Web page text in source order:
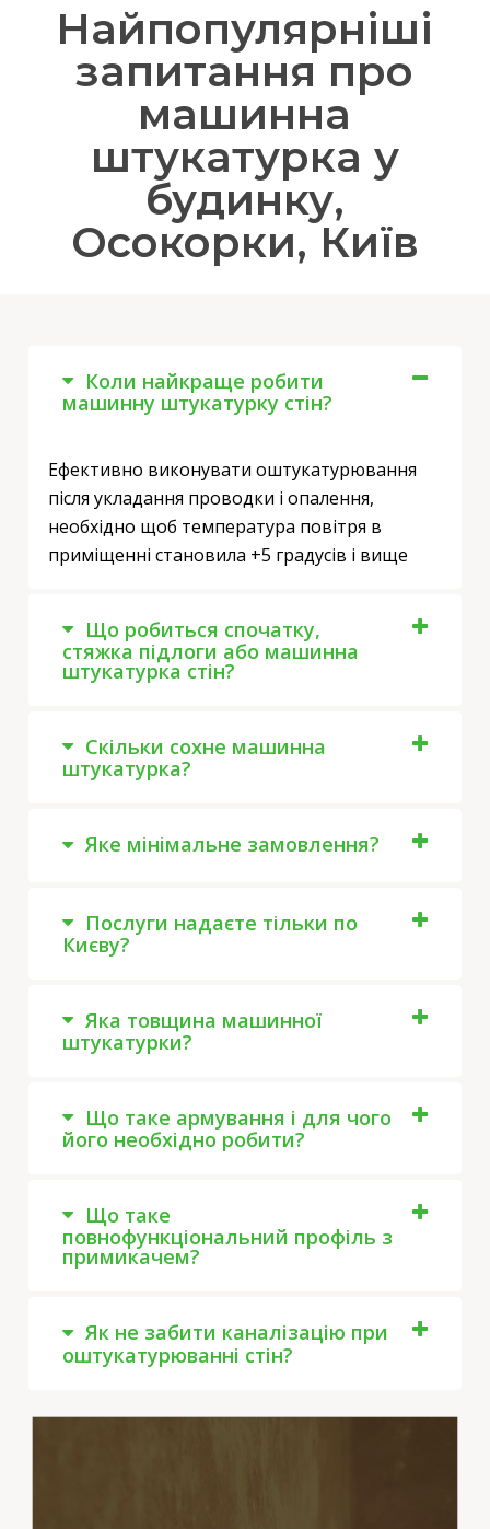
Найпопулярніші
запитання про
машинна
штукатурка у
будинку,
Осокорки, Київ
Коли найкраще робити
машинну штукатурку стін?
Ефективно виконувати оштукатурювання
після укладання проводки і опалення,
необхідно щоб температура повітря в
приміщенні становила +5 градусів і вище
Що робиться спочатку,
стяжка підлоги або машинна
штукатурка стін?
Скільки сохне машинна
штукатурка?
Яке мінімальне замовлення?
Послуги надаєте тільки по
Києву?
Яка товщина машинної
штукатурки?
Що таке армування і для чого
його необхідно робити?
Що таке
повнофункціональний профіль з
примикачем?
Як не забити каналізацію при
оштукатурюванні стін?